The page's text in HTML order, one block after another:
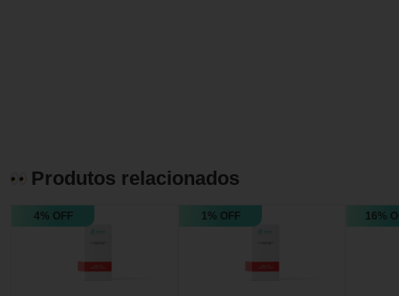
Produtos relacionados
4% OFF 1% OFF 16%